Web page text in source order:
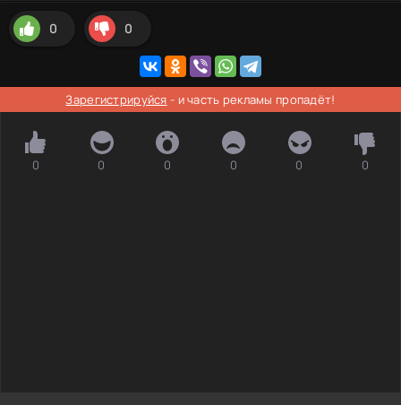
0 0
Зарегистрируйся - и часть рекламы пропадёт!
0 0 0 0 0 0